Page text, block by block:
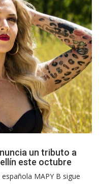
un tributo a
este octubre
MAPY B sigue